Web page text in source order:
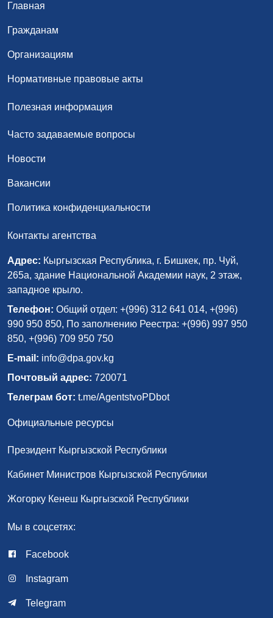
Главная
Гражданам
Организациям
Нормативные правовые акты
Полезная информация
Часто задаваемые вопросы
Новости
Вакансии
Политика конфиденциальности
Контакты агентства
Адрес: Кыргызская Республика, г. Бишкек, пр. Чуй,
265а, здание Национальной Академии наук, 2 этаж,
западное крыло.
Телефон: Общий отдел: +(996) 312 641 014, +(996)
990 950 850, По заполнению Реестра: +(996) 997 950
850, +(996) 709 950 750
E-mail: info@dpa.gov.kg
Почтовый адрес: 720071
Телеграм бот: t.me/AgentstvoPDbot
Официальные ресурсы
Президент Кыргызской Республики
Кабинет Министров Кыргызской Республики
Жогорку Кенеш Кыргызской Республики
Мы в соцсетях:
Facebook
Instagram
Telegram